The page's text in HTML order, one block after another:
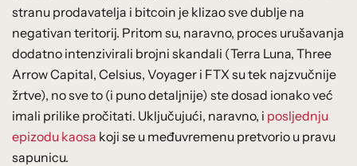
stranu prodavatelja i bitcoin je klizao sve dublje na
negativan teritorij. Pritom su, naravno, proces urušavanja
dodatno intenzivirali brojni skandali (Terra Luna, Three
Arrow Capital, Celsius, Voyager i FTX su tek najzvučnije
žrtve), no sve to (i puno detaljnije) ste dosad ionako već
imali prilike pročitati. Uključujući, naravno, i posljednju
epizodu kaosa koji se u međuvremenu pretvorio u pravu
sapunicu.